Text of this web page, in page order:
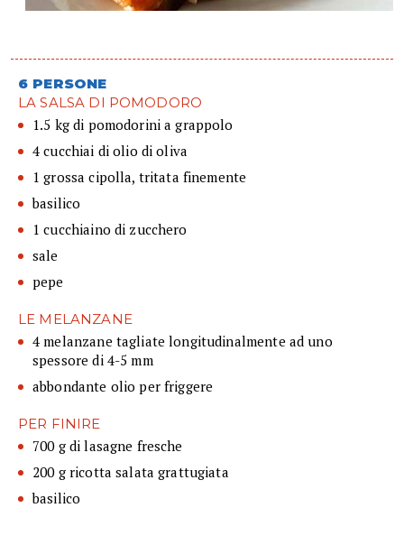
6 PERSONE
LA SALSA DI POMODORO
1.5 kg di pomodorini a grappolo
4 cucchiai di olio di oliva
1 grossa cipolla, tritata finemente
basilico
1 cucchiaino di zucchero
sale
pepe
LE MELANZANE
4 melanzane tagliate longitudinalmente ad uno
spessore di 4-5 mm
abbondante olio per friggere
PER FINIRE
700 g di lasagne fresche
200 g ricotta salata grattugiata
basilico